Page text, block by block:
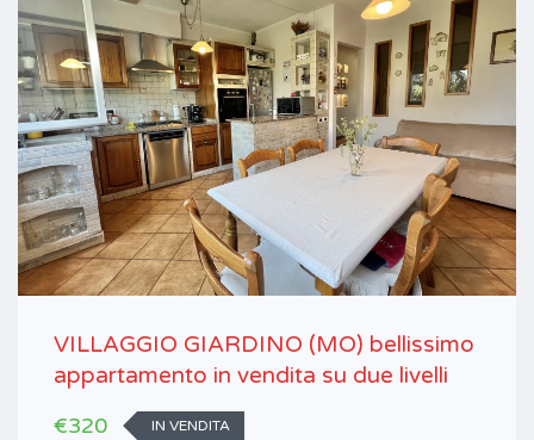
VILLAGGIO GIARDINO (MO) bellissimo
appartamento in vendita su due livelli
€320
IN VENDITA